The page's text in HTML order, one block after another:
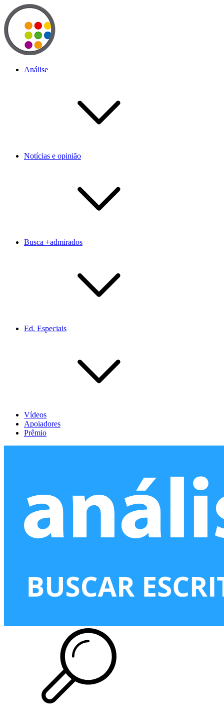
Análise
Notícias e opinião
Busca +admirados
Ed. Especiais
Vídeos
Apoiadores
Prêmio